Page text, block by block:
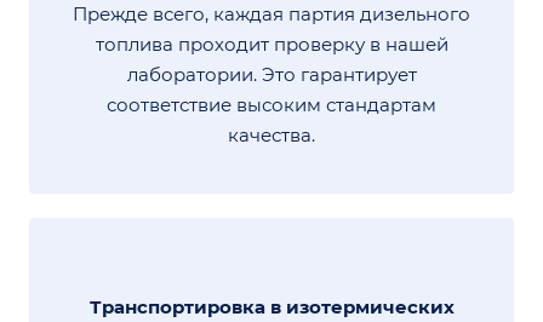
Прежде всего, каждая партия дизельного
топлива проходит проверку в нашей
лаборатории. Это гарантирует
соответствие высоким стандартам
качества.
Транспортировка в изотермических